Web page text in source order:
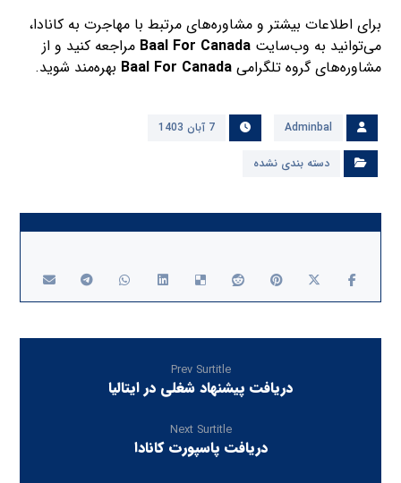
برای اطلاعات بیشتر و مشاوره‌های مرتبط با مهاجرت به کانادا،
می‌توانید به وب‌سایتBaal For Canada مراجعه کنید و از
مشاوره‌های گروه تلگرامیBaal For Canada بهره‌مند شوید.
Adminbal 7 آبان 1403
دسته بندی نشده
Prev Surtitle
دریافت پیشنهاد شغلی در ایتالیا
Next Surtitle
دریافت پاسپورت کانادا